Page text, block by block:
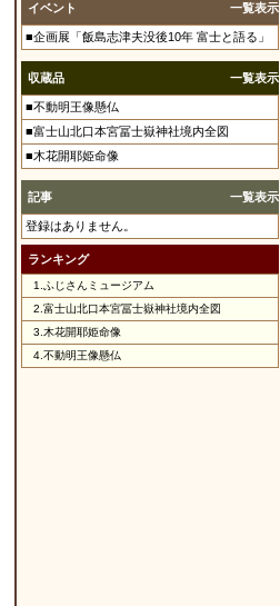
イベント 一覧表示
■企画展「飯島志津夫没後10年 富士と語る」
収蔵品 一覧表示
■不動明王像懸仏
■富士山北口本宮冨士嶽神社境内全図
■木花開耶姫命像
記事 一覧表示
登録はありません。
ランキング
1.
ふじさんミュージアム
2. 富士山北口本宮冨士嶽神社境内全図
3. 木花開耶姫命像
4. 不動明王像懸仏